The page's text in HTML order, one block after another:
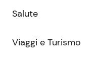
Salute
Viaggi e Turismo